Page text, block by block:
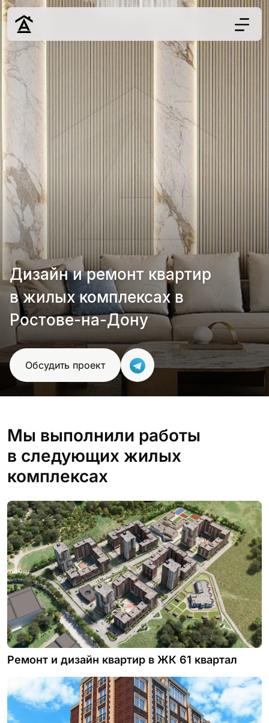
Дизайн
Ремонт
Наши работы
О нас
Контакты
8 (863) 221-10-
Обсудить проект
Дизайн и ремонт квартир
в жилых комплексах в
Ростове-на-Дону
Обсудить проект
Мы выполнили работы
в следующих жилых
комплексах
Ремонт и дизайн квартир в ЖК 61 квартал